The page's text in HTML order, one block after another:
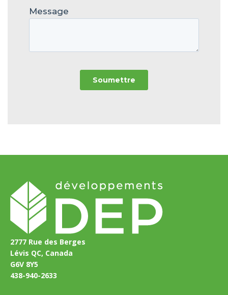
2777 Rue des Berges
Lévis QC, Canada
G6V 8Y5
438-940-2633